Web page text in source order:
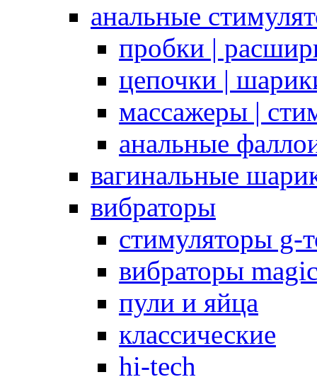
анальные
пробки |
цепочки |
массажеры |
анальные
вагинальные
вибраторы
стимуляторы g-
вибраторы
пули и яйца
классические
hi-tech